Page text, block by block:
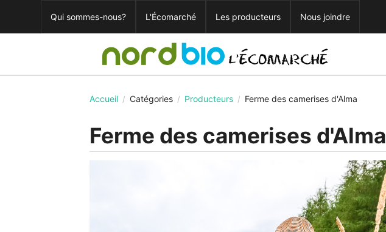
Qui sommes-nous? L'Écomarché Les producteurs Nous joindre
Accueil / Catégories / Producteurs / Ferme des camerises d'Alma
Ferme des camerises d'Alma